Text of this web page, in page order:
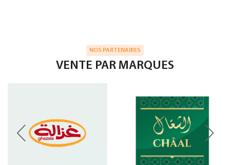
NOS PARTENAIRES
VENTE PAR MARQUES